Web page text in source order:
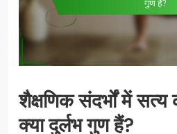
शैक्षणिक संदर्भों में
क्या दुर्लभ गुण हैं?